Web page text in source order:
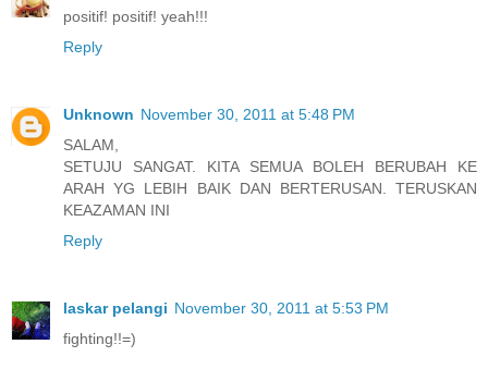
positif! positif! yeah!!!
Reply
Unknown November 30, 2011 at 5:48 PM
SALAM,
SETUJU SANGAT. KITA SEMUA BOLEH BERUBAH KE
ARAH YG LEBIH BAIK DAN BERTERUSAN. TERUSKAN
KEAZAMAN INI
Reply
laskar pelangi November 30, 2011 at 5:53 PM
fighting!!=)